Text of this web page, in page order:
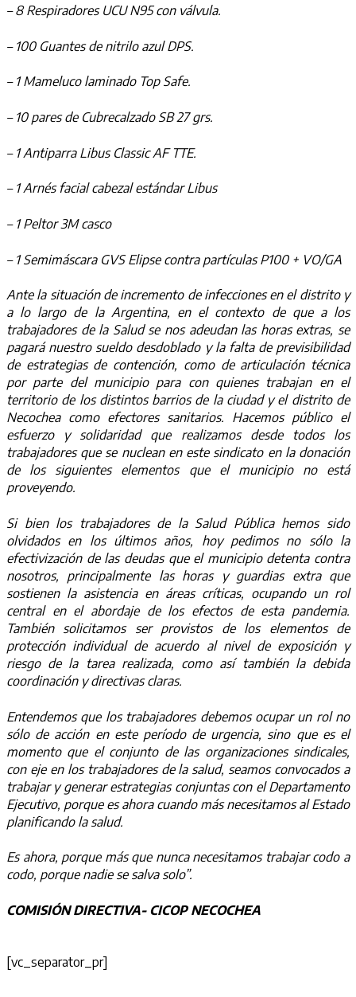
– 8 Respiradores UCU N95 con válvula.
– 100 Guantes de nitrilo azul DPS.
– 1 Mameluco laminado Top Safe.
– 10 pares de Cubrecalzado SB 27 grs.
– 1 Antiparra Libus Classic AF TTE.
– 1 Arnés facial cabezal estándar Libus
– 1 Peltor 3M casco
– 1 Semimáscara GVS Elipse contra partículas P100 + VO/GA
Ante la situación de incremento de infecciones en el distrito y
a lo largo de la Argentina, en el contexto de que a los
trabajadores de la Salud se nos adeudan las horas extras, se
pagará nuestro sueldo desdoblado y la falta de previsibilidad
de estrategias de contención, como de articulación técnica
por parte del municipio para con quienes trabajan en el
territorio de los distintos barrios de la ciudad y el distrito de
Necochea como efectores sanitarios. Hacemos público el
esfuerzo y solidaridad que realizamos desde todos los
trabajadores que se nuclean en este sindicato en la donación
de los siguientes elementos que el municipio no está
proveyendo.
Si bien los trabajadores de la Salud Pública hemos sido
olvidados en los últimos años, hoy pedimos no sólo la
efectivización de las deudas que el municipio detenta contra
nosotros, principalmente las horas y guardias extra que
sostienen la asistencia en áreas críticas, ocupando un rol
central en el abordaje de los efectos de esta pandemia.
También solicitamos ser provistos de los elementos de
protección individual de acuerdo al nivel de exposición y
riesgo de la tarea realizada, como así también la debida
coordinación y directivas claras.
Entendemos que los trabajadores debemos ocupar un rol no
sólo de acción en este período de urgencia, sino que es el
momento que el conjunto de las organizaciones sindicales,
con eje en los trabajadores de la salud, seamos convocados a
trabajar y generar estrategias conjuntas con el Departamento
Ejecutivo, porque es ahora cuando más necesitamos al Estado
planificando la salud.
Es ahora, porque más que nunca necesitamos trabajar codo a
codo, porque nadie se salva solo”.
COMISIÓN DIRECTIVA- CICOP NECOCHEA
[vc_separator_pr]